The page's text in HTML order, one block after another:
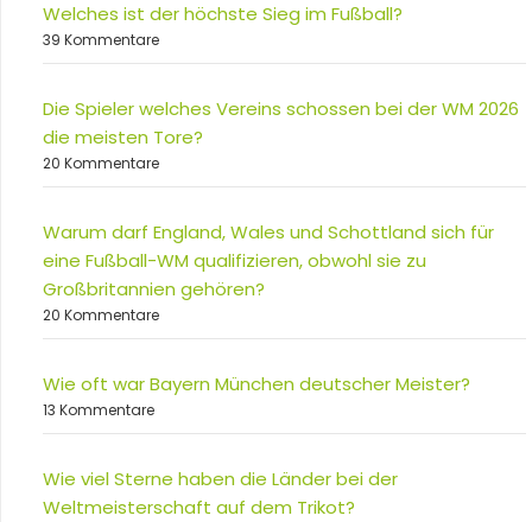
Welches ist der höchste Sieg im Fußball?
39 Kommentare
Die Spieler welches Vereins schossen bei der WM 2026
die meisten Tore?
20 Kommentare
Warum darf England, Wales und Schottland sich für
eine Fußball-WM qualifizieren, obwohl sie zu
Großbritannien gehören?
20 Kommentare
Wie oft war Bayern München deutscher Meister?
13 Kommentare
Wie viel Sterne haben die Länder bei der
Weltmeisterschaft auf dem Trikot?